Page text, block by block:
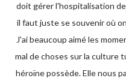
doit gérer l'hospitalisation
il faut juste se souvenir où
J'ai beaucoup aimé les
mal de choses sur la culture
héroïne possède. Elle nous